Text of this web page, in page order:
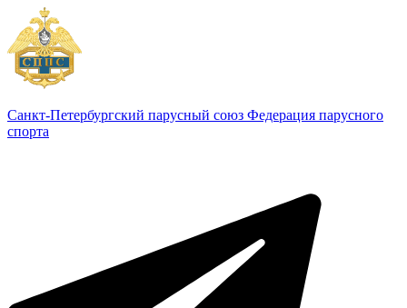
Санкт-Петербургский парусный союз Федерация парусного
спорта